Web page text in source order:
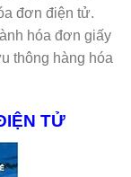
đơn điện tử.
hóa đơn giấy
thông hàng hóa
TỬ